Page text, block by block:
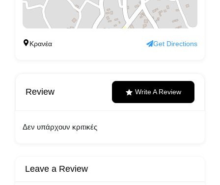
Κρανέα Get Directions
Review Write A Review
Δεν υπάρχουν κριτικές
Leave a Review